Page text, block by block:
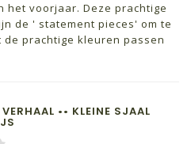
het voorjaar. Deze prachtige
de ' statement pieces' om te
de prachtige kleuren passen
•• KLEINE SJAAL